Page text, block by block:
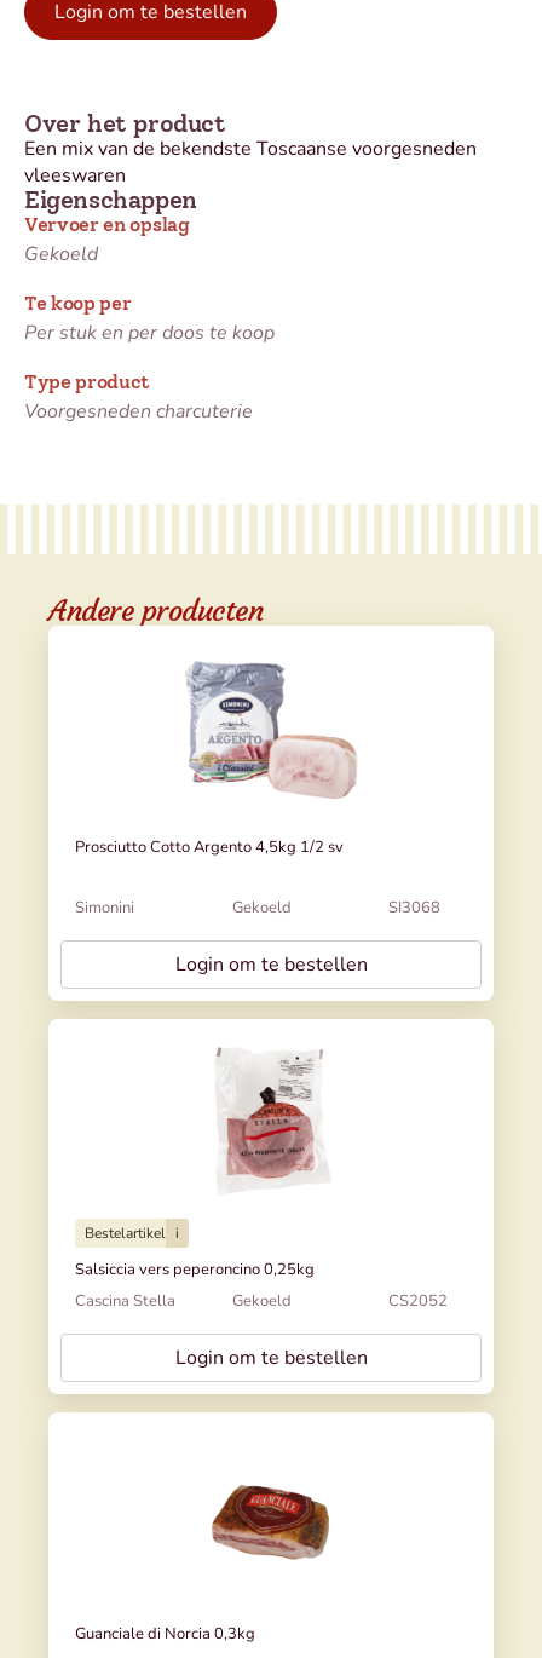
Login om te bestellen
Eigenschappen
Vervoer en opslag
Gekoeld
Te koop per
Per stuk en per doos te koop
Type product
Voorgesneden charcuterie
Over het product
Een mix van de bekendste Toscaanse voorgesneden
vleeswaren
Andere producten
Prosciutto Cotto Argento 4,5kg 1/2 sv
Simonini Gekoeld SI3068
Login om te bestellen
Bestelartikel i
Salsiccia vers peperoncino 0,25kg
Cascina Stella
Gekoeld CS2052
Login om te bestellen
Guanciale di Norcia 0,3kg